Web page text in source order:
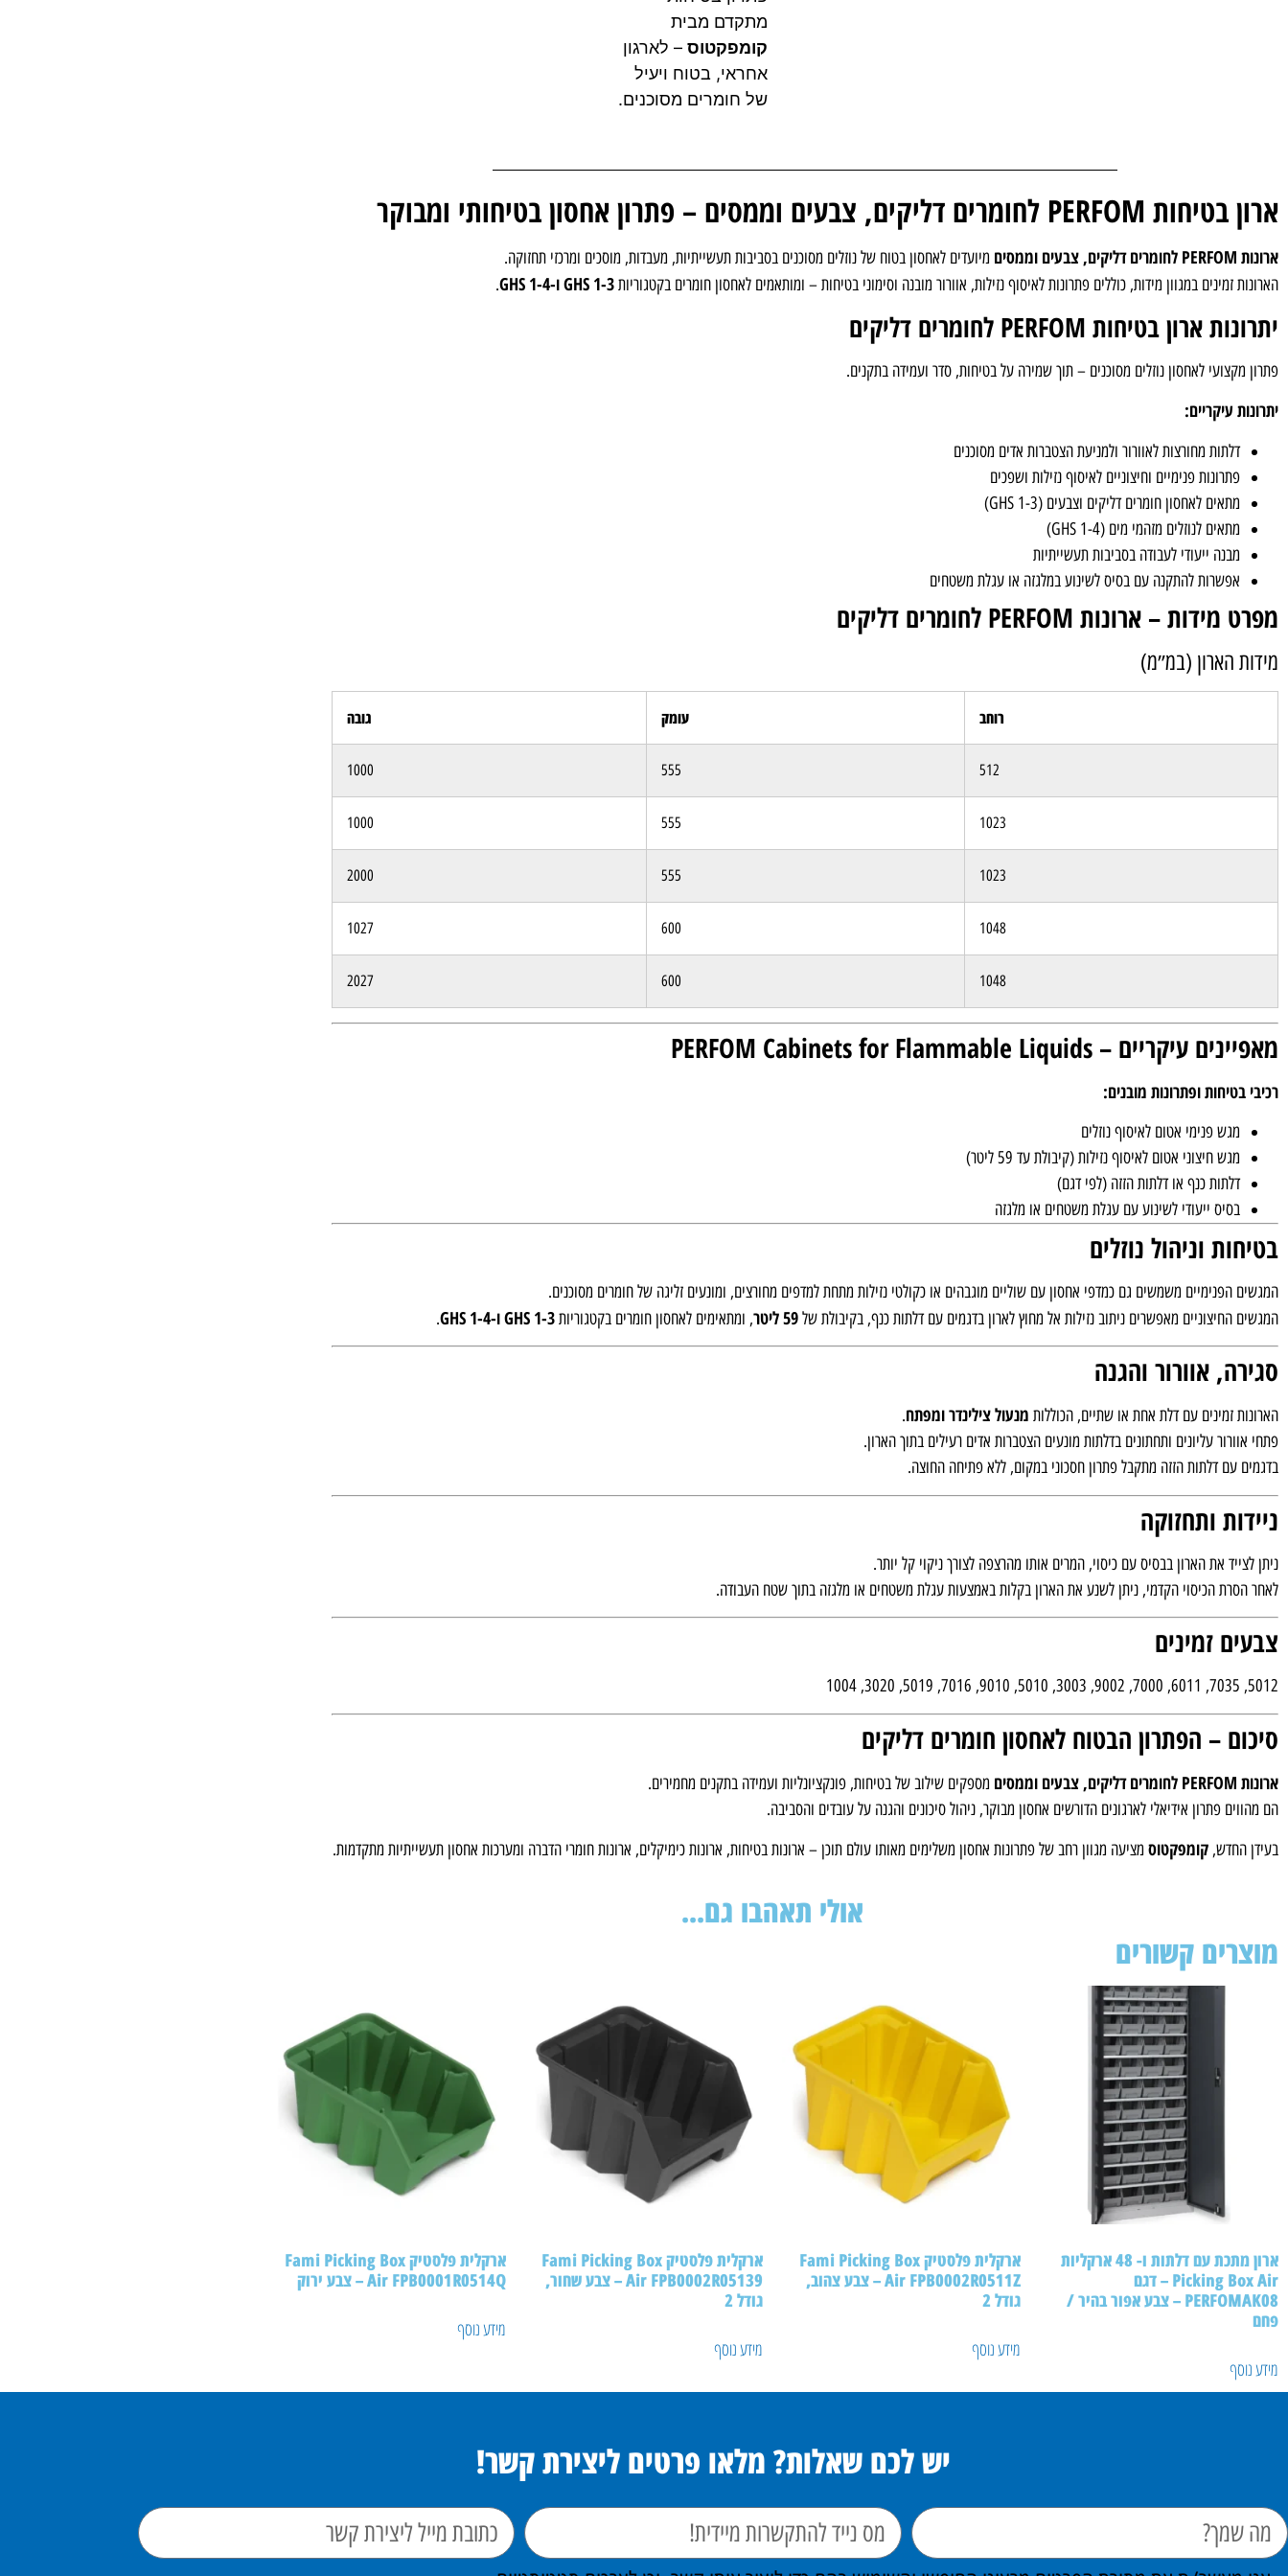
מתקדם מבית
קומפקטוס – לארגון
אחראי, בטוח ויעיל
של חומרים מסוכנים.
ארון בטיחות PERFOM לחומרים דליקים, צבעים וממסים – פתרון אחסון בטיחותי ומבוקר
ארונות PERFOM לחומרים דליקים, צבעים וממסים
מיועדים לאחסון בטוח של נוזלים מסוכנים בסביבות תעשייתיות, מעבדות, מוסכים ומרכזי תחזוקה.
הארונות זמינים במגוון מידות, כוללים פתרונות לאיסוף נזילות, אוורור מובנה וסימוני בטיחות – ומותאמים לאחסון חומרים בקטגוריותGHS 1-3 ו-GHS 1-4 .
יתרונות ארון בטיחות PERFOM לחומרים דליקים
פתרון מקצועי לאחסון נוזלים מסוכנים – תוך שמירה על בטיחות, סדר ועמידה בתקנים.
יתרונות עיקריים:
דלתות מחורצות לאוורור ולמניעת הצטברות אדים מסוכנים
פתרונות פנימיים וחיצוניים לאיסוף נזילות ושפכים
מתאים לאחסון חומרים דליקים וצבעים (GHS 1-3)
מתאים לנוזלים מזהמי מים (GHS 1-4)
מבנה ייעודי לעבודה בסביבות תעשייתיות
אפשרות להתקנה עם בסיס לשינוע במלגזה או עגלת משטחים
מפרט מידות – ארונות PERFOM לחומרים דליקים
מידות הארון (במ״מ)
רוחב עומק גובה
512
555
1000
1023
555
1000
1023
555
2000
1048
600
1027
1048
600
2027
מאפיינים עיקריים – PERFOM Cabinets for Flammable Liquids
רכיבי בטיחות ופתרונות מובנים:
מגש פנימי אטום לאיסוף נוזלים
מגש חיצוני אטום לאיסוף נזילות (קיבולת עד 59 ליטר)
דלתות כנף או דלתות הזזה (לפי דגם)
בסיס ייעודי לשינוע עם עגלת משטחים או מלגזה
בטיחות וניהול נוזלים
המגשים הפנימיים משמשים גם כמדפי אחסון עם שוליים מוגבהים או כקולטי נזילות מתחת למדפים מחורצים, ומונעים זליגה של חומרים מסוכנים.
המגשים החיצוניים מאפשרים ניתוב נזילות אל מחוץ לארון בדגמים עם דלתות כנף, בקיבולת של59 ליטר , ומתאימים לאחסון חומרים בקטגוריותGHS 1-3 ו-GHS 1-4 .
סגירה, אוורור והגנה
הארונות זמינים עם דלת אחת או שתיים, הכוללות מנעול צילינדר ומפתח.
פתחי אוורור עליונים ותחתונים בדלתות מונעים הצטברות אדים רעילים בתוך הארון.
בדגמים עם דלתות הזזה מתקבל פתרון חסכוני במקום, ללא פתיחה החוצה.
ניידות ותחזוקה
ניתן לצייד את הארון בבסיס עם כיסוי, המרים אותו מהרצפה לצורך ניקוי קל יותר.
לאחר הסרת הכיסוי הקדמי, ניתן לשנע את הארון בקלות באמצעות עגלת משטחים או מלגזה בתוך שטח העבודה.
צבעים זמינים
5012, 7035, 6011, 7000, 9002, 3003, 5010, 9010, 7016, 5019, 3020, 1004
סיכום – הפתרון הבטוח לאחסון חומרים דליקים
ארונות PERFOM לחומרים דליקים, צבעים וממסים
מספקים שילוב של בטיחות, פונקציונליות ועמידה בתקנים מחמירים.
הם מהווים פתרון אידיאלי לארגונים הדורשים אחסון מבוקר, ניהול סיכונים והגנה על עובדים והסביבה.
בעידן החדש, קומפקטוס מציעה מגוון רחב של פתרונות אחסון משלימים מאותו עולם תוכן – ארונות בטיחות, ארונות כימיקלים, ארונות חומרי הדברה ומערכות אחסון תעשייתיות מתקדמות.
אולי תאהבו גם...
מוצרים קשורים
ארון מתכת עם דלתות ו- 48 ארקליות
Picking Box Air – דגם
PERFOMAK08 – צבע אפור בהיר /
פחם
מידע נוסף
ארקלית פלסטיק Fami Picking Box
Air FPB0002R0511Z – צבע צהוב,
גודל 2
מידע נוסף
ארקלית פלסטיק Fami Picking Box
Air FPB0002R05139 – צבע שחור,
גודל 2
מידע נוסף
ארקלית פלסטיק Fami Picking Box
Air FPB0001R0514Q – צבע ירוק
מידע נוסף
יש לכם שאלות? מלאו פרטים ליצירת קשר!